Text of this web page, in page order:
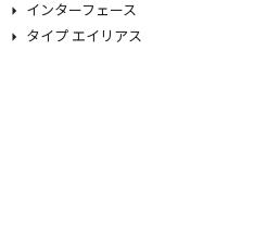
インターフェース
タイプ エイリアス